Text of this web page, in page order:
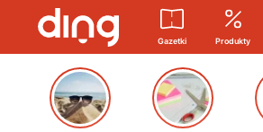
Gazetki Produkty